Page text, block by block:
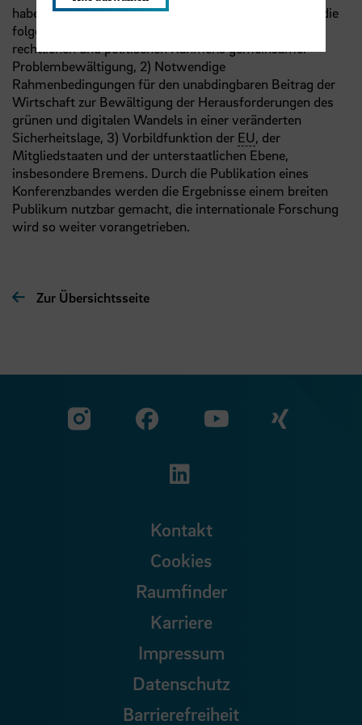
haben. Auf der Konferenz werden dabei insbesondere die
folgenden Themen adressiert: 1) Ausgestaltung des
rechtlichen und politischen Rahmens gemeinsamer
Problembewältigung, 2) Notwendige
Rahmenbedingungen für den unabdingbaren Beitrag der
Wirtschaft zur Bewältigung der Herausforderungen des
grünen und digitalen Wandels in einer veränderten
Sicherheitslage, 3) Vorbildfunktion der EU, der
Mitgliedstaaten und der unterstaatlichen Ebene,
insbesondere Bremens. Durch die Publikation eines
Konferenzbandes werden die Ergebnisse einem breiten
Publikum nutzbar gemacht, die internationale Forschung
wird so weiter vorangetrieben.
Zur Übersichtsseite
Zu unserer Facebook
Zu
Zu unserer
Kontakt
Cookies
Raumfinder
Karriere
Impressum
Datenschutz
Barrierefreiheit